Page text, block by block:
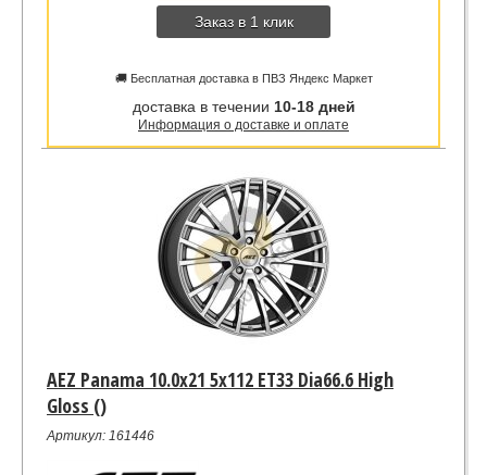
Заказ в 1 клик
🚚 Бесплатная доставка в ПВЗ Яндекс Маркет
доставка в течении 10-18 дней
Информация о доставке и оплате
AEZ Panama 10.0x21 5x112 ET33 Dia66.6 High
Gloss ()
Артикул: 161446